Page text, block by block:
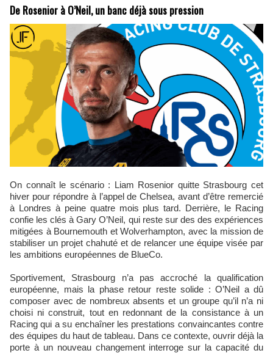
De Rosenior à O’Neil, un banc déjà sous pression
On connaît le scénario : Liam Rosenior quitte Strasbourg cet
hiver pour répondre à l’appel de Chelsea, avant d’être remercié
à Londres à peine quatre mois plus tard. Derrière, le Racing
confie les clés à Gary O’Neil, qui reste sur des des expériences
mitigées à Bournemouth et Wolverhampton, avec la mission de
stabiliser un projet chahuté et de relancer une équipe visée par
les ambitions européennes de BlueCo.
Sportivement, Strasbourg n’a pas accroché la qualification
européenne, mais la phase retour reste solide : O’Neil a dû
composer avec de nombreux absents et un groupe qu’il n’a ni
choisi ni construit, tout en redonnant de la consistance à un
Racing qui a su enchaîner les prestations convaincantes contre
des équipes du haut de tableau. Dans ce contexte, ouvrir déjà la
porte à un nouveau changement interroge sur la capacité du